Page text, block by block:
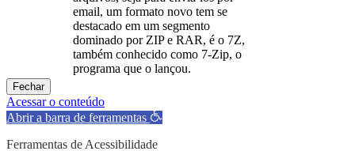
email, um formato novo tem se
destacado em um segmento
dominado por ZIP e RAR, é o 7Z,
também conhecido como 7-Zip, o
programa que o lançou.
Fechar
Acessar o conteúdo
Abrir a barra de ferramentas
Ferramentas de Acessibilidade